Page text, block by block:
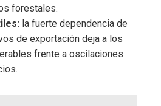
forestales.
la fuerte dependencia de
de exportación deja a los
frente a oscilaciones